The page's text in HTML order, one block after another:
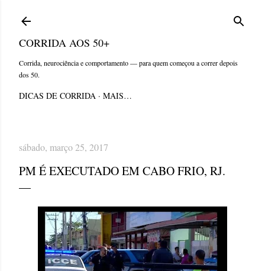
CORRIDA AOS 50+
Corrida, neurociência e comportamento — para quem começou a correr depois
dos 50.
DICAS DE CORRIDA MAIS…
sábado, março 25, 2017
PM É EXECUTADO EM CABO FRIO, RJ.